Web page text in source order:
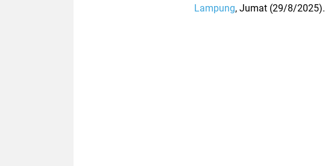
Lampung, Jumat (29/8/2025).